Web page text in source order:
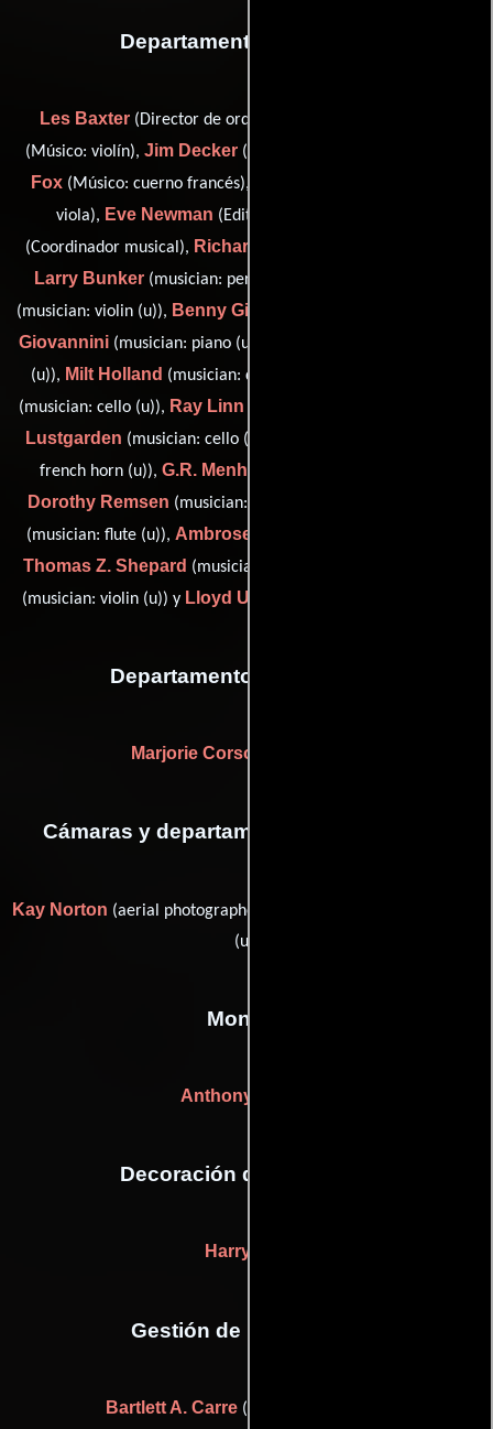
Departamento de musica
Les Baxter(Director de orquesta),
(Músico: violín), Jim Decker (Músico: cuerno francés),
Fox (Músico: cuerno francés),
viola), Eve Newman (Editor de música),
(Coordinador musical), Richard Bowden
Larry Bunker(musician: percussion (u)),
(musician: violin (u)), Benny Gill
Giovannini (musician: piano (u)),
(u)), Milt Holland (musician: drums (u)),
(musician: cello (u)), Ray Linn
Lustgarden (musician: cello (u)),
french horn (u)), G.R. Menhennick
Dorothy Remsen (musician: harp (u)),
(musician: flute (u)), Ambrose Russo
Thomas Z. Shepard (musician: trombone (u)),
(musician: violin (u)) y Lloyd Ulyate
Departamento de vestuario
Marjorie Corso
Cámaras y departamento de electricidad
Kay Norton (aerial photographer) y
(u))
Montaje
Anthony Carras
Decoración de escenario
Harry Reif
Gestión de producción
Bartlett A. Carre (Jefe de producción)